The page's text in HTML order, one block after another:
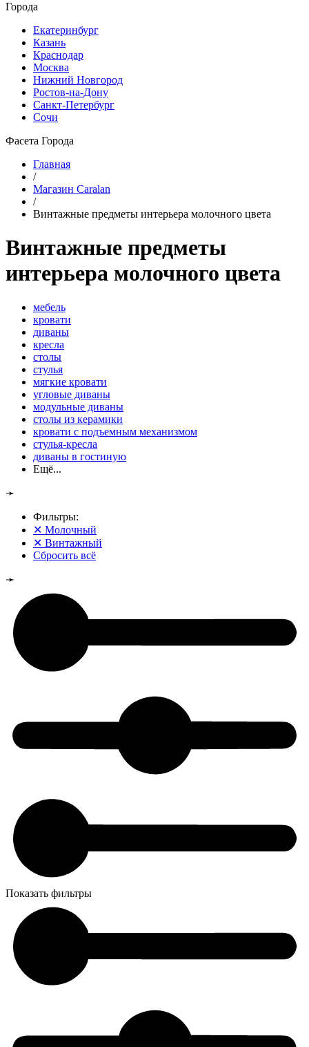
Города
Екатеринбург
Казань
Краснодар
Москва
Нижний Новгород
Ростов-на-Дону
Санкт-Петербург
Сочи
Фасета Города
Главная
/
Магазин Caralan
/
Винтажные предметы интерьера молочного цвета
Винтажные предметы
интерьера молочного цвета
мебель
кровати
диваны
кресла
столы
стулья
мягкие кровати
угловые диваны
модульные диваны
столы из керамики
кровати с подъемным механизмом
стулья-кресла
диваны в гостиную
Ещё...
➛
Фильтры:
✕ Молочный
✕ Винтажный
Сбросить всё
➛
Показать фильтры